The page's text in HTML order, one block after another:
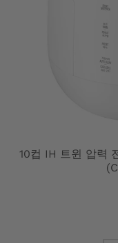
10컵 IH 트윈 압력